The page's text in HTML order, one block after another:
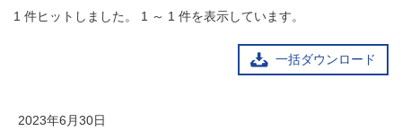
1 件ヒットしました。 1 ～ 1 件を表示しています。
一括ダウンロード
2023年6月30日